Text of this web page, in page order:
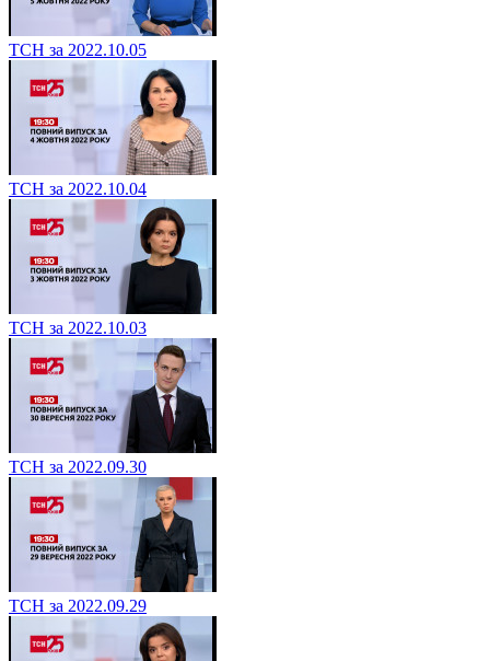
ТСН за 2022.10.05
ТСН за 2022.10.04
ТСН за 2022.10.03
ТСН за 2022.09.30
ТСН за 2022.09.29